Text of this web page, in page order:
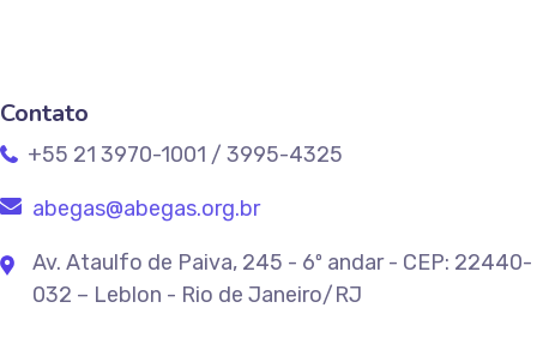
Contato
+55 21 3970-1001 / 3995-4325
abegas@abegas.org.br
Av. Ataulfo de Paiva, 245 - 6º andar - CEP: 22440-
032 – Leblon - Rio de Janeiro/RJ